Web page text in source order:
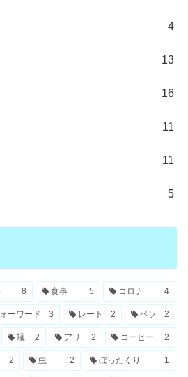
4
13
16
11
11
5
8 食事 5 コロナ 4
ーワード 3 レート 2 ペソ 2
蟻 2 アリ 2 コーヒー 2
2 虫 2 ぼったくり 1